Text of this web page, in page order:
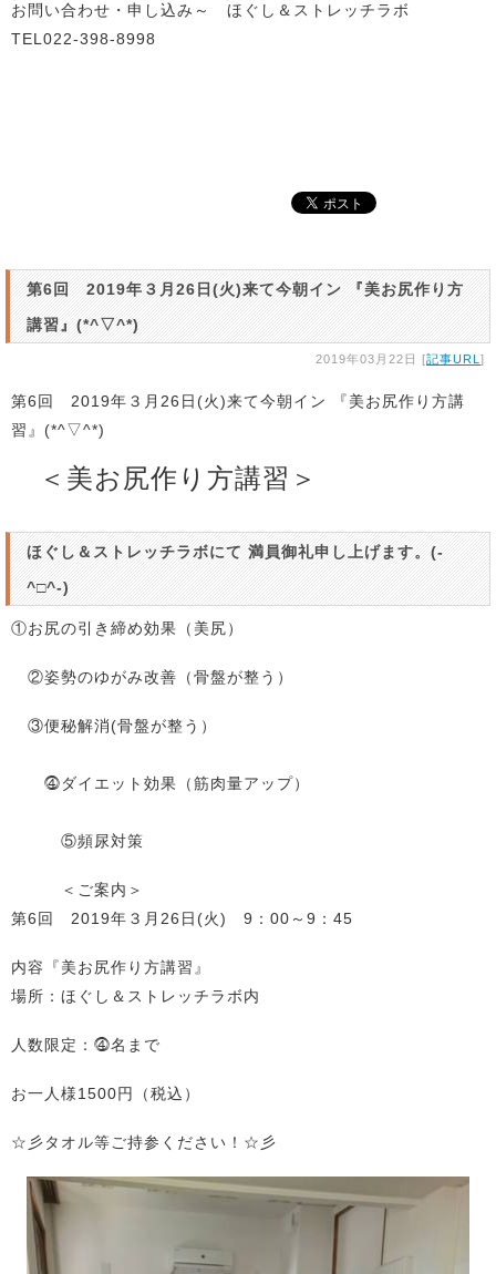
お問い合わせ・申し込み～ ほぐし＆ストレッチラボ
TEL022-398-8998
第6回 2019年３月26日(火)来て今朝イン 『美お尻作り方
講習』(*^▽^*)
2019年03月22日 [記事URL ]
第6回 2019年３月26日(火)来て今朝イン 『美お尻作り方講
習』(*^▽^*)
＜美お尻作り方講習＞
ほぐし＆ストレッチラボにて 満員御礼申し上げます。(-
^□^-)
①お尻の引き締め効果（美尻）
②姿勢のゆがみ改善（骨盤が整う）
③便秘解消(骨盤が整う）
⓸ダイエット効果（筋肉量アップ）
⑤頻尿対策
＜ご案内＞
第6回 2019年３月26日(火) 9：00～9：45
内容『美お尻作り方講習』
場所：ほぐし＆ストレッチラボ内
人数限定：⓸名まで
お一人様1500円（税込）
☆彡タオル等ご持参ください！☆彡